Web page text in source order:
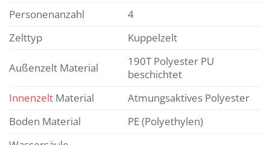
Personenanzahl
4
Zelttyp
Kuppelzelt
Außenzelt Material
190T Polyester PU
beschichtet
Innenzelt Material
Atmungsaktives Polyester
Boden Material
PE (Polyethylen)